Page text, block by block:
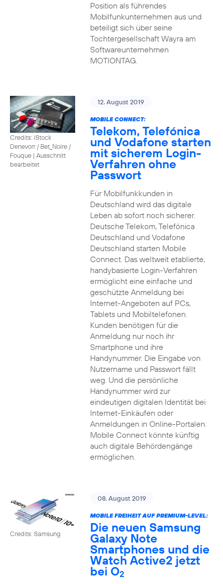
Position als führendes
Mobilfunkunternehmen aus und
beteiligt sich über seine
Tochtergesellschaft Wayra am
Softwareunternehmen
MOTIONTAG.
Credits: iStock
Denevorr / Bet_Noire /
Fouque | Ausschnitt
bearbeitet
12. August 2019
MOBILE CONNECT:
Telekom, Telefónica
und Vodafone starten
mit sicherem Login-
Verfahren ohne
Passwort
Für Mobilfunkkunden in
Deutschland wird das digitale
Leben ab sofort noch sicherer.
Deutsche Telekom, Telefónica
Deutschland und Vodafone
Deutschland starten Mobile
Connect. Das weltweit etablierte,
handybasierte Login-Verfahren
ermöglicht eine einfache und
geschützte Anmeldung bei
Internet-Angeboten auf PCs,
Tablets und Mobiltelefonen.
Kunden benötigen für die
Anmeldung nur noch ihr
Smartphone und ihre
Handynummer. Die Eingabe von
Nutzername und Passwort fällt
weg. Und die persönliche
Handynummer wird zur
eindeutigen digitalen Identität bei
Internet-Einkäufen oder
Anmeldungen in Online-Portalen.
Mobile Connect könnte künftig
auch digitale Behördengänge
ermöglichen.
Credits: Samsung
08. August 2019
MOBILE FREIHEIT AUF PREMIUM-LEVEL:
Die neuen Samsung
Galaxy Note
Smartphones und die
Watch Active2 jetzt
bei O2